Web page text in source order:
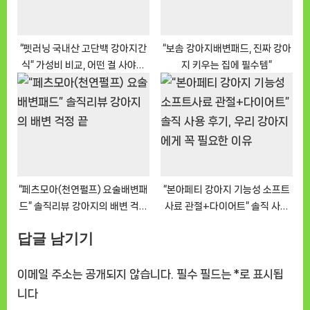
“펫러닝 국내산 고단백 강아지간
식” 가성비 비교, 어떤 걸 사야할
까?
“보솜 강아지배변패드, 진짜 강아
지 키우는 집에 필수템”
“페츠모아(천연펄프) 요술배변패
드” 솔직리뷰 강아지의 배변 걱정
“본아페티 강아지 기능성 소프트
사료 관절+다이어트” 솔직 사용
답글 남기기
이메일 주소는 공개되지 않습니다. 필수 필드는 *로 표시됩
니다